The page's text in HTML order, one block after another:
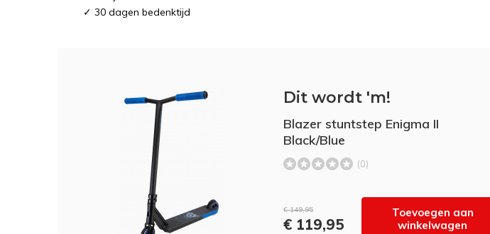
✓ 30 dagen bedenktijd
Dit wordt 'm!
Blazer stuntstep Enigma II
Black/Blue
(0)
€ 149,95
€ 119,95
Toevoegen aan
winkelwagen